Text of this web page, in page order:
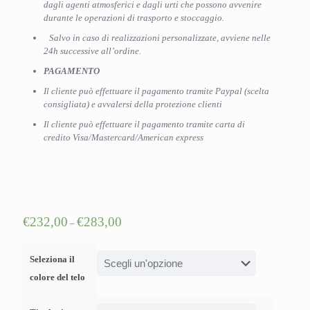
dagli agenti atmosferici e dagli urti che possono avvenire
durante le operazioni di trasporto e stoccaggio.
Salvo in caso di realizzazioni personalizzate, avviene nelle
24h successive all’ordine.
PAGAMENTO
Il cliente può effettuare il pagamento tramite Paypal (scelta
consigliata) e avvalersi della protezione clienti
Il cliente può effettuare il pagamento tramite carta di
credito Visa/Mastercard/American express
€232,00 – €283,00
Seleziona il
colore del telo